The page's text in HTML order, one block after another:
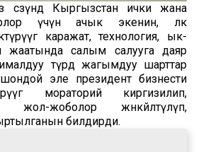
сөзүндө Кыргызстан ички жана
үчүн ачык экенин, өлкө
каражат, технология, ык-
салым салууга даяр
түрдө жагымдуу шарттар
эле президент бизнести
мораторий киргизилип,
жол-жоболор жөнөкөйлөтүлүп,
билдирди.